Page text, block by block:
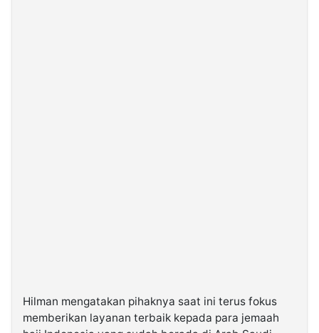
Hilman mengatakan pihaknya saat ini terus fokus
memberikan layanan terbaik kepada para jemaah